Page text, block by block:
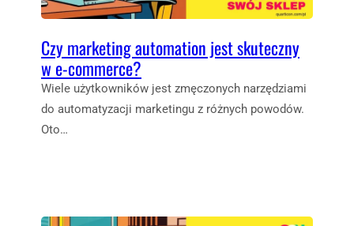
Czy marketing automation jest skuteczny
w e-commerce?
Wiele użytkowników jest zmęczonych narzędziami
do automatyzacji marketingu z różnych powodów.
Oto…